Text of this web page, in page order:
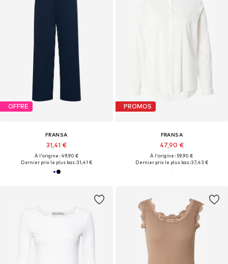
OFFRE
FRANSA
31,41 €
À l'origine : 49,90 €
Dernier prix le plus bas :31,41 €
PROMOS
FRANSA
47,90 €
À l'origine : 59,90 €
Dernier prix le plus bas :37,43 €